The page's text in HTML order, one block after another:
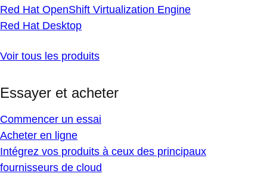
Red Hat OpenShift Virtualization Engine
Red Hat Desktop
Voir tous les produits
Essayer et acheter
Commencer un essai
Acheter en ligne
Intégrez vos produits à ceux des principaux
fournisseurs de cloud